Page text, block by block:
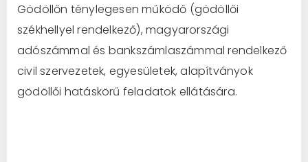
Gödöllőn ténylegesen működő (gödöllői
székhellyel rendelkező), magyarországi
adószámmal és bankszámlaszámmal rendelkező
civil szervezetek, egyesületek, alapítványok
gödöllői hatáskörű feladatok ellátására.